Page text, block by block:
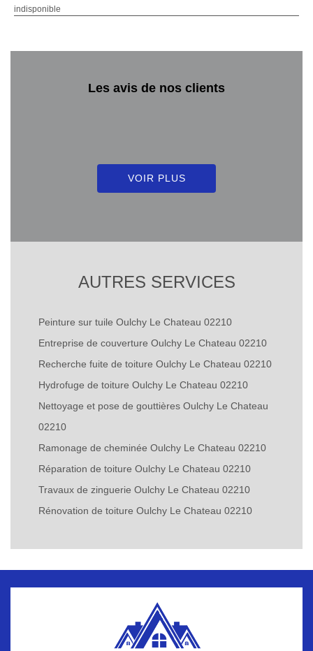
indisponible
Les avis de nos clients
VOIR PLUS
AUTRES SERVICES
Peinture sur tuile Oulchy Le Chateau 02210
Entreprise de couverture Oulchy Le Chateau 02210
Recherche fuite de toiture Oulchy Le Chateau 02210
Hydrofuge de toiture Oulchy Le Chateau 02210
Nettoyage et pose de gouttières Oulchy Le Chateau
02210
Ramonage de cheminée Oulchy Le Chateau 02210
Réparation de toiture Oulchy Le Chateau 02210
Travaux de zinguerie Oulchy Le Chateau 02210
Rénovation de toiture Oulchy Le Chateau 02210